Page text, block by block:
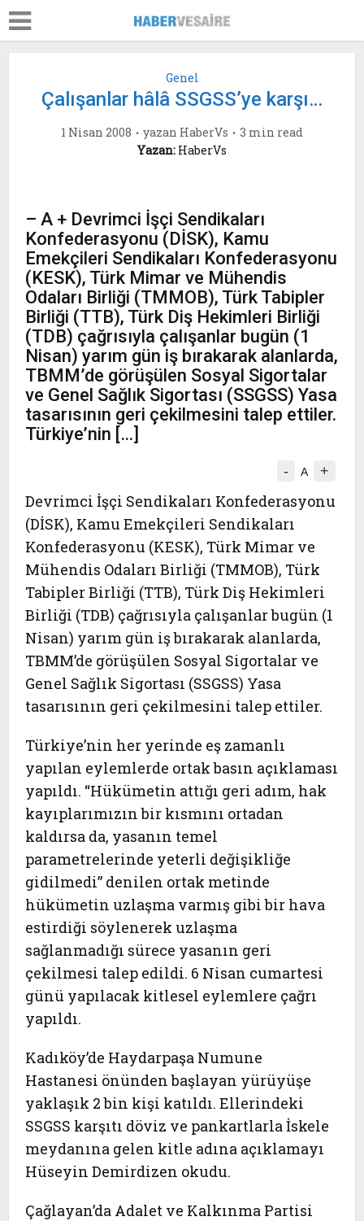
Genel
Çalışanlar hâlâ SSGSS’ye karşı…
1 Nisan 2008 yazan HaberVs
3 min read
Yazan: HaberVs
– A + Devrimci İşçi Sendikaları
Konfederasyonu (DİSK), Kamu
Emekçileri Sendikaları Konfederasyonu
(KESK), Türk Mimar ve Mühendis
Odaları Birliği (TMMOB), Türk Tabipler
Birliği (TTB), Türk Diş Hekimleri Birliği
(TDB) çağrısıyla çalışanlar bugün (1
Nisan) yarım gün iş bırakarak alanlarda,
TBMM’de görüşülen Sosyal Sigortalar
ve Genel Sağlık Sigortası (SSGSS) Yasa
tasarısının geri çekilmesini talep ettiler.
Türkiye’nin […]
- A +
Devrimci İşçi Sendikaları Konfederasyonu
(DİSK), Kamu Emekçileri Sendikaları
Konfederasyonu (KESK), Türk Mimar ve
Mühendis Odaları Birliği (TMMOB), Türk
Tabipler Birliği (TTB), Türk Diş Hekimleri
Birliği (TDB) çağrısıyla çalışanlar bugün (1
Nisan) yarım gün iş bırakarak alanlarda,
TBMM’de görüşülen Sosyal Sigortalar ve
Genel Sağlık Sigortası (SSGSS) Yasa
tasarısının geri çekilmesini talep ettiler.
Türkiye’nin her yerinde eş zamanlı
yapılan eylemlerde ortak basın açıklaması
yapıldı. “Hükümetin attığı geri adım, hak
kayıplarımızın bir kısmını ortadan
kaldırsa da, yasanın temel
parametrelerinde yeterli değişikliğe
gidilmedi” denilen ortak metinde
hükümetin uzlaşma varmış gibi bir hava
estirdiği söylenerek uzlaşma
sağlanmadığı sürece yasanın geri
çekilmesi talep edildi. 6 Nisan cumartesi
günü yapılacak kitlesel eylemlere çağrı
yapıldı.
Kadıköy’de Haydarpaşa Numune
Hastanesi önünden başlayan yürüyüşe
yaklaşık 2 bin kişi katıldı. Ellerindeki
SSGSS karşıtı döviz ve pankartlarla İskele
meydanına gelen kitle adına açıklamayı
Hüseyin Demirdizen okudu.
Çağlayan’da Adalet ve Kalkınma Partisi